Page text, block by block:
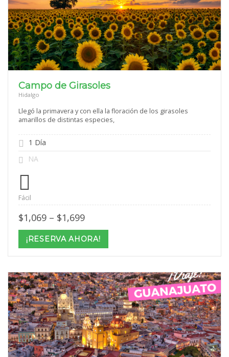
Campo de Girasoles
Hidalgo
Llegó la primavera y con ella la floración de los girasoles
amarillos de distintas especies,
1 Día
NA
Fácil
$1,069 – $1,699Price
$1,069
through
$1,699
¡RESERVA AHORA!